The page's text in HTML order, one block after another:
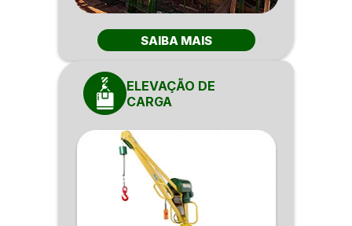
SAIBA MAIS
ELEVAÇÃO DE
CARGA